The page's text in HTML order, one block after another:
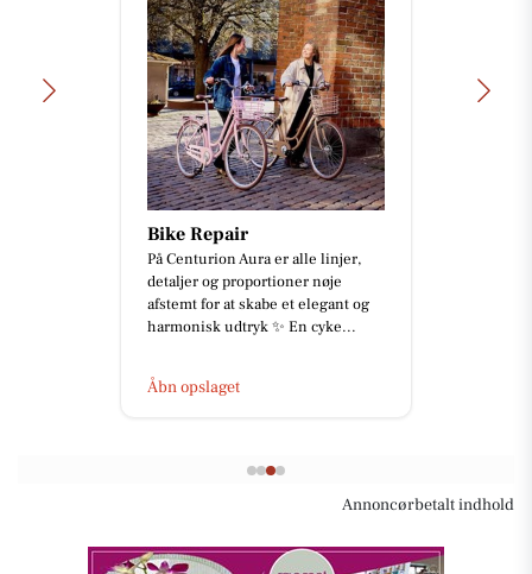
Bike Repair
På Centurion Aura er alle linjer,
detaljer og proportioner nøje
afstemt for at skabe et elegant og
harmonisk udtryk ✨ En cyke...
Åbn opslaget
Annoncørbetalt indhold